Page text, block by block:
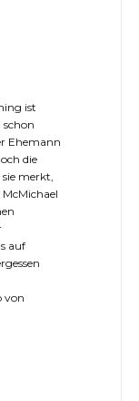
ist
Ehemann
die
merkt,
auf
von